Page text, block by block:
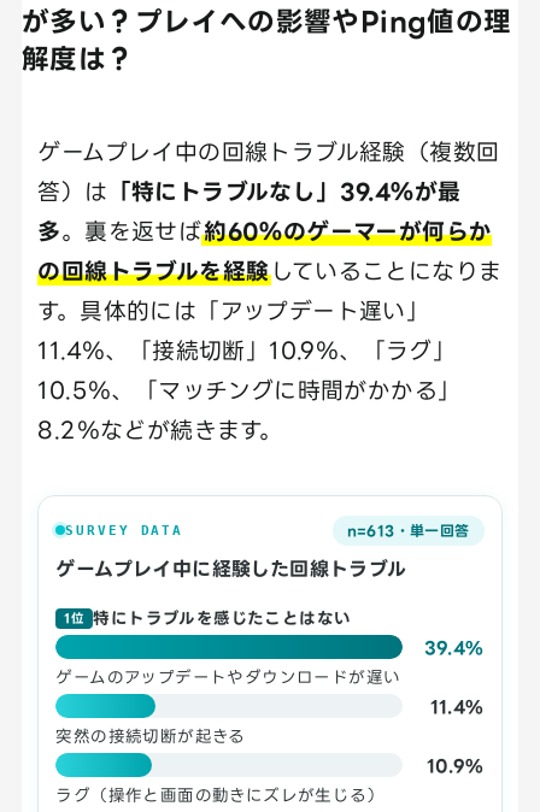
が多い？プレイへの影響やPing値の理
解度は？
ゲームプレイ中の回線トラブル経験（複数回
答）は 「特にトラブルなし」39.4％が最
多。裏を返せば約60％のゲーマーが何らか
の回線トラブルを経験 していることになりま
す。具体的には「アップデート遅い」
11.4％、「接続切断」10.9％、「ラグ」
10.5％、「マッチングに時間がかかる」
8.2％などが続きます。
SURVEY DATA n=613・単一回答
ゲームプレイ中に経験した回線トラブル
1位 特にトラブルを感じたことはない
39.4%
ゲームのアップデートやダウンロードが遅い
11.4%
突然の接続切断が起きる
10.9%
ラグ（操作と画面の動きにズレが生じる）